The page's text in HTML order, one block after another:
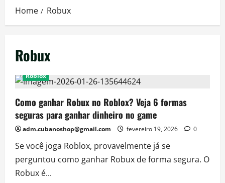
Home Robux
Robux
Roblox
Como ganhar Robux no Roblox? Veja 6 formas
seguras para ganhar dinheiro no game
adm.cubanoshop@gmail.com fevereiro 19, 2026 0
Se você joga Roblox, provavelmente já se
perguntou como ganhar Robux de forma segura. O
Robux é...